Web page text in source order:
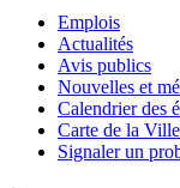
Emplois
Actualités
Avis publics
Nouvelles et
Calendrier des
Carte de la Ville
Signaler un